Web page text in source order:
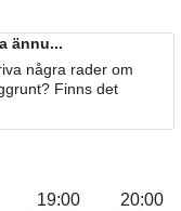
ännu...
några rader om
Finns det
19:00
20:00